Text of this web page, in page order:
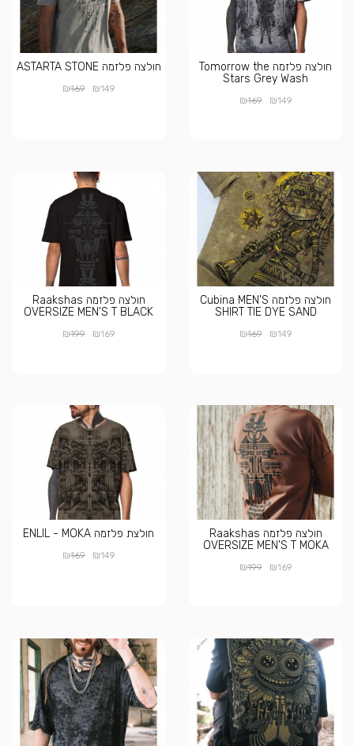
חולצה פלזמה Tomorrow the
Stars Grey Wash
₪149
₪169
חולצה פלזמה ASTARTA STONE
₪149
₪169
חולצה פלזמה Cubina MEN'S
SHIRT TIE DYE SAND
₪149
₪169
חולצה פלזמה Raakshas
OVERSIZE MEN'S T BLACK
₪169
₪199
חולצה פלזמה Raakshas
OVERSIZE MEN'S T MOKA
₪169
₪199
חולצת פלזמה ENLIL - MOKA
₪149
₪169